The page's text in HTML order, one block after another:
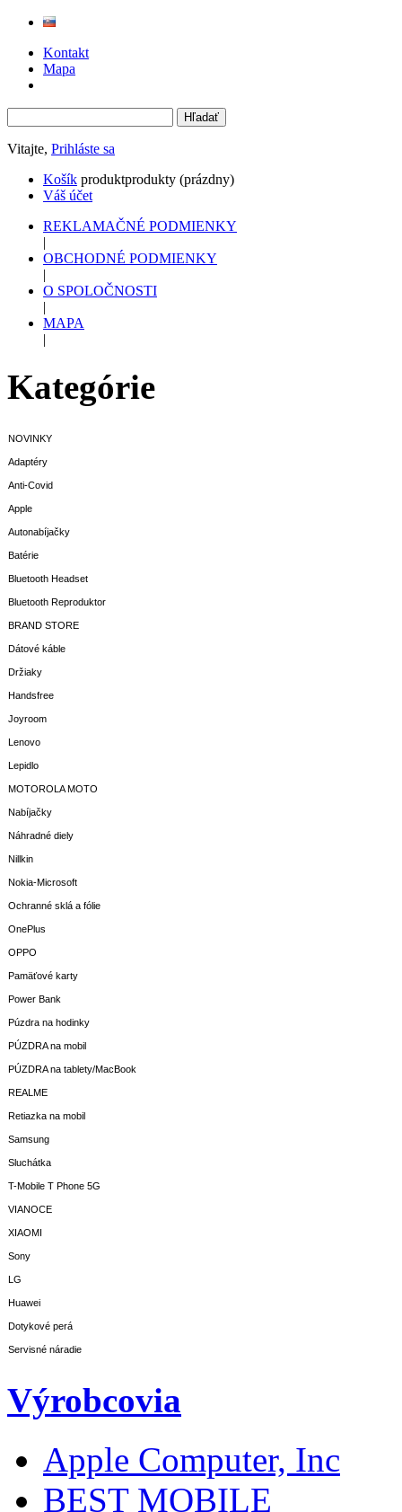
Kontakt
Mapa
Vitajte, Prihláste sa
Košík produktprodukty (prázdny)
Váš účet
REKLAMAČNÉ PODMIENKY
|
OBCHODNÉ PODMIENKY
|
O SPOLOČNOSTI
|
MAPA
|
Kategórie
NOVINKY
Adaptéry
Anti-Covid
Apple
Autonabíjačky
Batérie
Bluetooth Headset
Bluetooth Reproduktor
BRAND STORE
Dátové káble
Držiaky
Handsfree
Joyroom
Lenovo
Lepidlo
MOTOROLA MOTO
Nabíjačky
Náhradné diely
Nillkin
Nokia-Microsoft
Ochranné sklá a fólie
OnePlus
OPPO
Pamäťové karty
Power Bank
Púzdra na hodinky
PÚZDRA na mobil
PÚZDRA na tablety/MacBook
REALME
Retiazka na mobil
Samsung
Sluchátka
T-Mobile T Phone 5G
VIANOCE
XIAOMI
Sony
LG
Huawei
Dotykové perá
Servisné náradie
Výrobcovia
Apple Computer, Inc
BEST MOBILE